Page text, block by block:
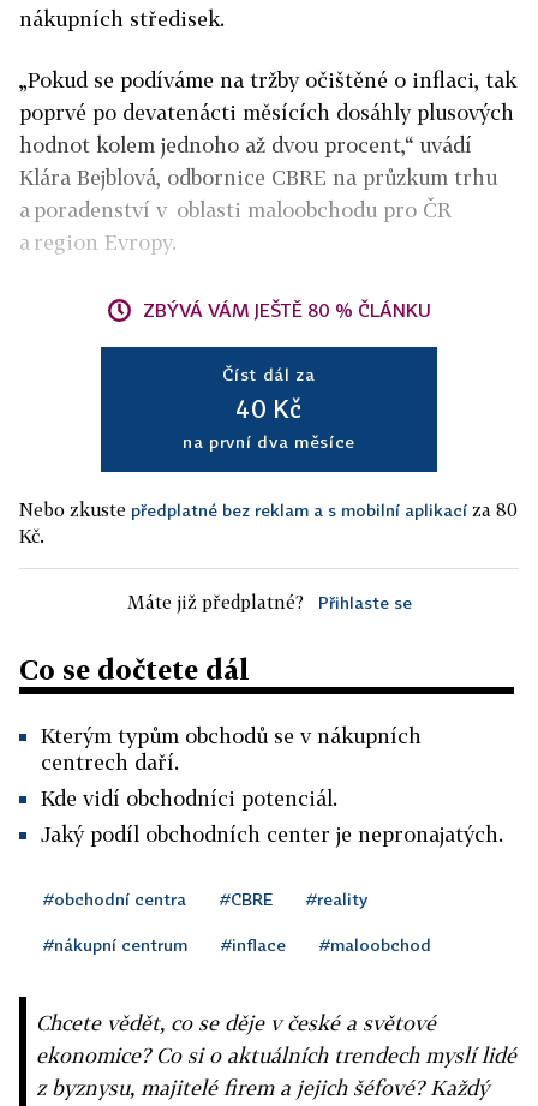
nákupních středisek.
„Pokud se podíváme na tržby očištěné o inflaci, tak
poprvé po devatenácti měsících dosáhly plusových
hodnot kolem jednoho až dvou procent,“ uvádí
Klára Bejblová, odbornice CBRE na průzkum trhu
a poradenství v oblasti maloobchodu pro ČR
a region Evropy.
ZBÝVÁ VÁM JEŠTĚ 80 % ČLÁNKU
Číst dál za
40 Kč
na první dva měsíce
Nebo zkuste předplatné bez reklam a s mobilní aplikací za 80
Kč.
Máte již předplatné? Přihlaste se
Co se dočtete dál
Kterým typům obchodů se v nákupních
centrech daří.
Kde vidí obchodníci potenciál.
Jaký podíl obchodních center je nepronajatých.
#obchodní centra #CBRE #reality
#nákupní centrum #inflace #maloobchod
Chcete vědět, co se děje v české a světové
ekonomice? Co si o aktuálních trendech myslí lidé
z byznysu, majitelé firem a jejich šéfové? Každý